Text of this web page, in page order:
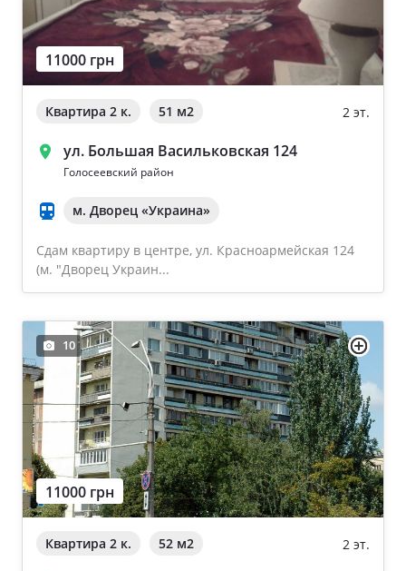
11000 грн
Квартира 2 к. 51 м2 2 эт.
ул. Большая Васильковская 124
Голосеевский район
м. Дворец «Украина»
Сдам квартиру в центре, ул. Красноармейская 124
(м. "Дворец Украин...
10
11000 грн
Квартира 2 к. 52 м2 2 эт.